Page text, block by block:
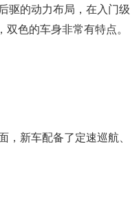
驱的动力布局，在入门级
色的车身非常有特点。
新车配备了定速巡航、